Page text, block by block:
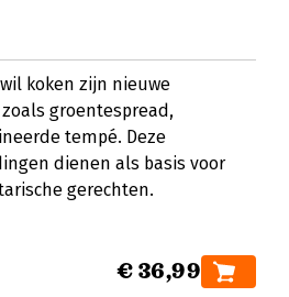
koken zijn nieuwe
groentespread,
tempé. Deze
dienen als basis voor
gerechten.
€ 36,99